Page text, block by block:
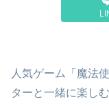
人気ゲーム「魔法
ターと一緒に楽し